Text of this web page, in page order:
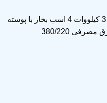
الکتروموتور سه فاز موتوژن با توان 3 کیلووات 4 اسب بخار با پوسته